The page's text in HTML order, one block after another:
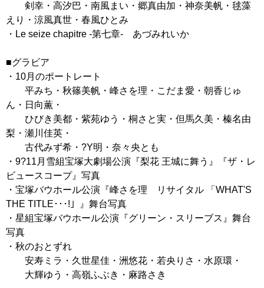
剣幸・高汐巴・南風まい・郷真由加・神奈美帆・毬藻
えり・涼風真世・春風ひとみ
・Le seize chapitre -第七章- あづみれいか
■グラビア
・10月のポートレート
平みち・秋篠美帆・峰さを理・こだま愛・朝香じゅ
ん・日向薫・
ひびき美都・紫苑ゆう・桐さと実・但馬久美・榛名由
梨・瀬川佳英・
古代みず希・?Y明・奈々央とも
・9?11月雪組宝塚大劇場公演『梨花 王城に舞う』『ザ・レ
ビュースコープ』写真
・宝塚バウホール公演『峰さを理 リサイタル 「WHAT'S
THE TITLE･･･!」』舞台写真
・星組宝塚バウホール公演『グリーン・スリーブス』舞台
写真
・秋のおとずれ
安寿ミラ・久世星佳・洲悠花・若央りさ・水原環・
大輝ゆう・高嶺ふぶき・麻路さき